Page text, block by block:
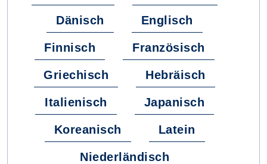
Dänisch Englisch
Finnisch Französisch
Griechisch Hebräisch
Italienisch Japanisch
Koreanisch Latein
Niederländisch